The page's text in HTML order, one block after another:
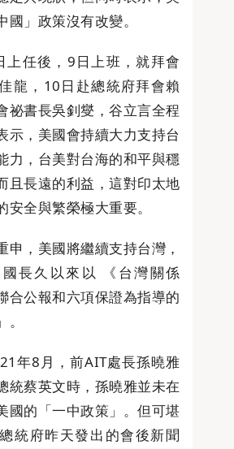
國」政策沒有改變。
任後，9日上班，就拜會
龍，10日赴總統府拜會賴
祕書長吳釗燮，谷立言全程
示，美國會持續大力支持台
力，台美對台海的和平與穩
且長遠的利益，這對印太地
安全與繁榮極大重要。
，美國將繼續支持台灣，
長久以來以 《台灣關係
合公報和六項保證為指導的
年8月，前AIT處長孫曉雅
統蔡英文時，孫曉雅並未在
國的「一中政策」。但可堪
統府昨天發出的會後新聞